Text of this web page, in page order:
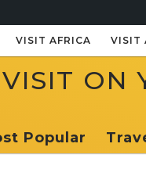
VISIT AFRICA VISIT
ON
Popular